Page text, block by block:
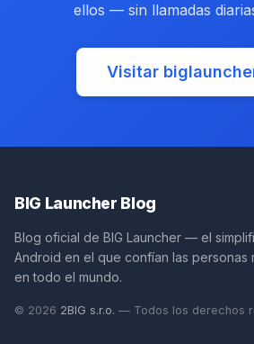
ellos — sin llamadas
Visitar
BIG Launcher Blog
Blog oficial de BIG Launcher — el
Android en el que confían las personas
en todo el mundo.
© 2026 2BIG s.r.o. (opens in new tab)
— Todos los derechos